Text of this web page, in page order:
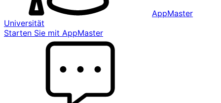
AppMaster
Universität
Starten Sie mit AppMaster